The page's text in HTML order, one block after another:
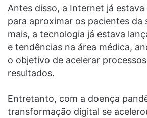
Antes disso, a Internet já estava
para aproximar os pacientes da
mais, a tecnologia já estava
e tendências na área médica,
o objetivo de acelerar
resultados.
Entretanto, com a doença
transformação digital se